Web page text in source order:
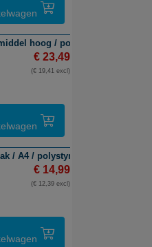
hoog / pool wit / 5 stuks
€ 23,49
(€ 19,41 excl)
/ A4 / polystyreen / roze en wit /
€ 14,99
(€ 12,39 excl)